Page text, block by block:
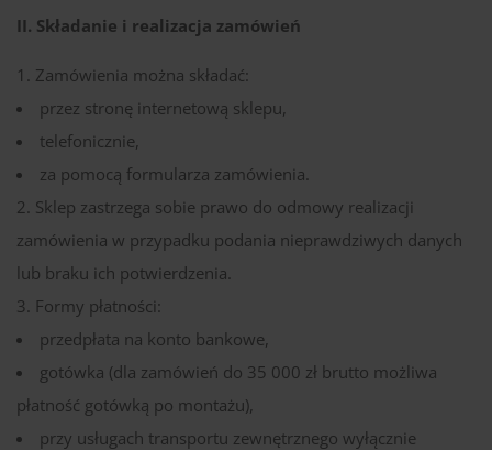
II. Składanie i realizacja zamówień
Zamówienia można składać:
przez stronę internetową sklepu,
telefonicznie,
za pomocą formularza zamówienia.
Sklep zastrzega sobie prawo do odmowy realizacji
zamówienia w przypadku podania nieprawdziwych danych
lub braku ich potwierdzenia.
Formy płatności:
przedpłata na konto bankowe,
gotówka (dla zamówień do 35 000 zł brutto możliwa
płatność gotówką po montażu),
przy usługach transportu zewnętrznego wyłącznie